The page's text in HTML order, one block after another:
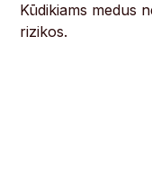
Kūdikiams medus
rizikos.